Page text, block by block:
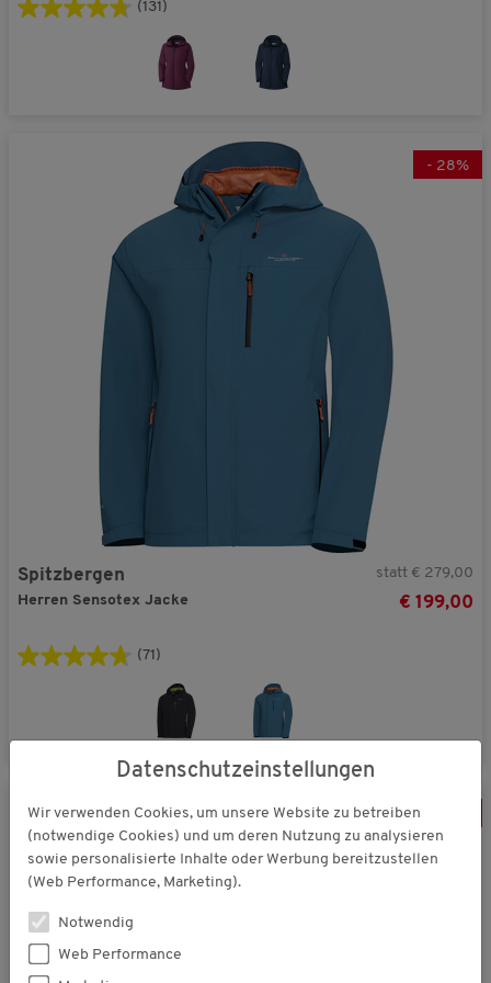
(131)
- 28%
Spitzbergen
Herren Sensotex Jacke
statt € 279,00
€ 199,00
(71)
Datenschutzeinstellungen
Wir verwenden Cookies, um unsere Website zu betreiben
(notwendige Cookies) und um deren Nutzung zu analysieren
sowie personalisierte Inhalte oder Werbung bereitzustellen
(Web Performance, Marketing).
Notwendig
Web Performance